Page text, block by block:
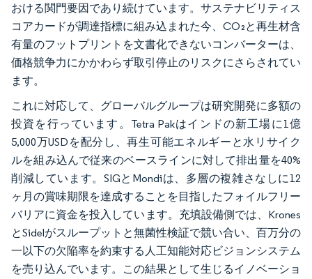
おける関門要因であり続けています。サステナビリティス
コアカードが調達指標に組み込まれた今、CO₂と再生材含
有量のフットプリントを文書化できないコンバーターは、
価格競争力にかかわらず取引停止のリスクにさらされてい
ます。
これに対応して、グローバルグループは研究開発に多額の
投資を行っています。Tetra Pakはインドの新工場に1億
5,000万USDを配分し、再生可能エネルギーと水リサイク
ルを組み込んで従来のベースラインに対して排出量を40%
削減しています。SIGとMondiは、多層の複雑さなしに12
ヶ月の賞味期限を達成することを目指したフォイルフリー
バリアに資金を投入しています。充填設備側では、Krones
とSidelがスループットと無菌性検証で競い合い、百万分の
一以下の欠陥率を約束する人工知能対応ビジョンシステム
を売り込んでいます。この結果として生じるイノベーショ